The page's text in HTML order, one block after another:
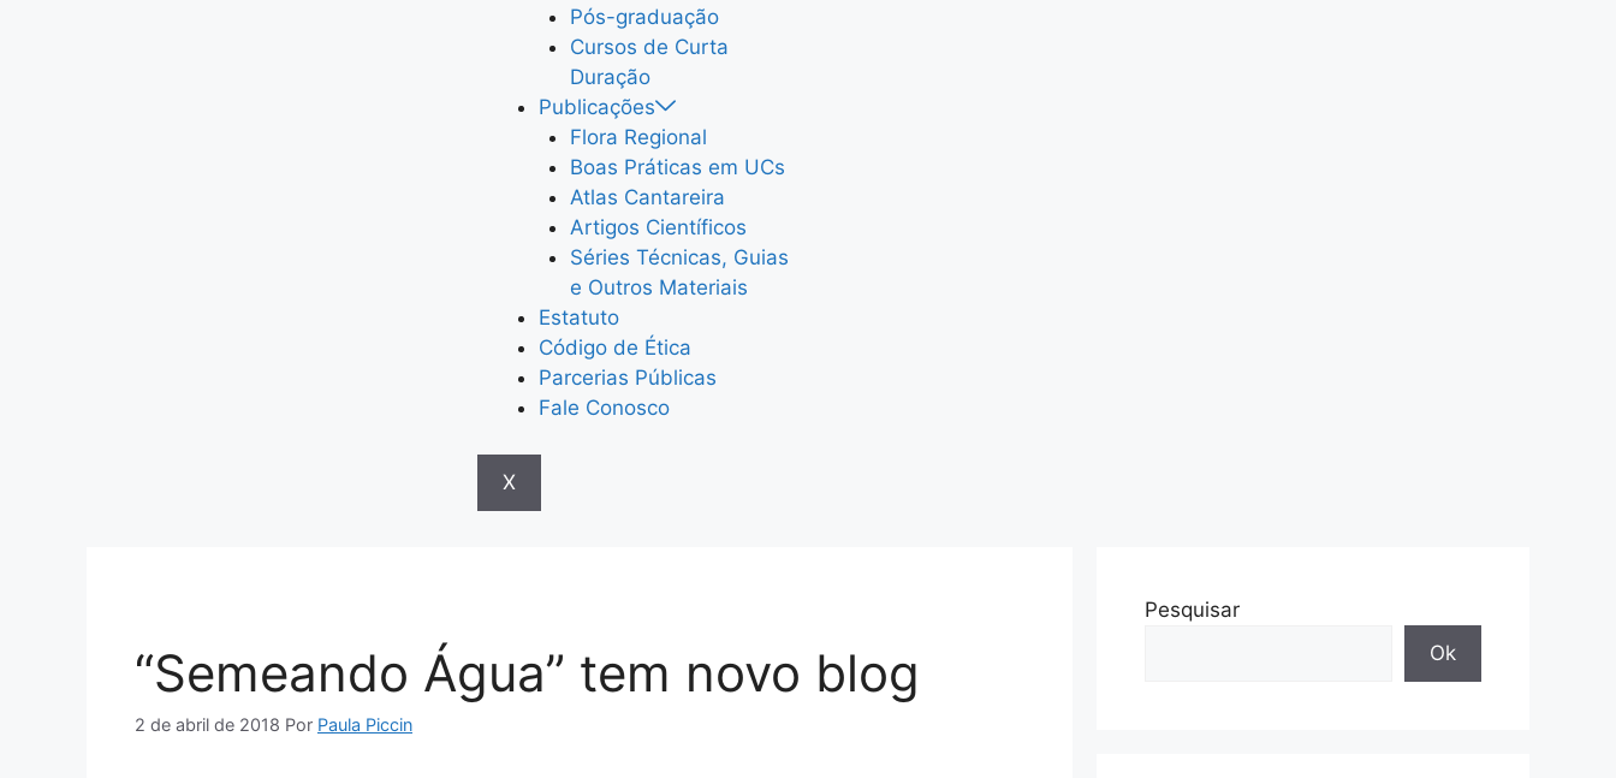
Pós-graduação
Cursos de Curta
Duração
Publicações
Flora Regional
Boas Práticas em UCs
Atlas Cantareira
Artigos Científicos
Séries Técnicas, Guias
e Outros Materiais
Estatuto
Código de Ética
Parcerias Públicas
Fale Conosco
X
“Semeando Água” tem novo blog
2 de abril de 2018 Por Paula Piccin
Pesquisar
Ok